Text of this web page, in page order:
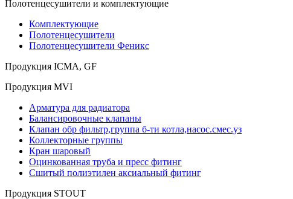
Полотенцесушители и комплектующие
Комплектующие
Полотенцесушители
Полотенцесушители Феникс
Продукция ICMA, GF
Продукция MVI
Арматура для радиатора
Балансировочные клапаны
Клапан обр фильтр,группа б-ти котла,насос.смес.уз
Коллекторные группы
Кран шаровый
Оцинкованная труба и пресс фитинг
Сшитый полиэтилен аксиальный фитинг
Продукция STOUT